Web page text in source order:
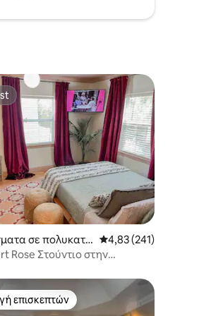
5, 194 κριτικές
σε πολυκατο
πόλη Phoenix
Μέση βαθμολογία:
4,83 (241)
στην
επιλογή επισκεπτών
επισκεπτών